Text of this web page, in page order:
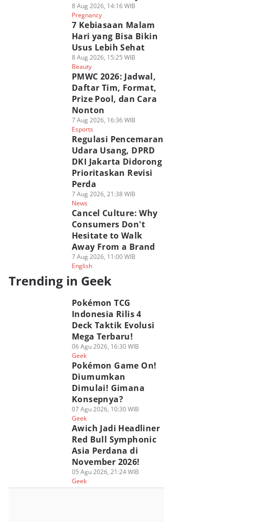
8 Aug 2026, 14:16 WIB
Pregnancy
7 Kebiasaan Malam
Hari yang Bisa Bikin
Usus Lebih Sehat
8 Aug 2026, 15:25 WIB
Beauty
PMWC 2026: Jadwal,
Daftar Tim, Format,
Prize Pool, dan Cara
Nonton
7 Aug 2026, 16:36 WIB
Esports
Regulasi Pencemaran
Udara Usang, DPRD
DKI Jakarta Didorong
Prioritaskan Revisi
Perda
7 Aug 2026, 21:38 WIB
News
Cancel Culture: Why
Consumers Don't
Hesitate to Walk
Away From a Brand
7 Aug 2026, 11:00 WIB
English
Trending in Geek
Pokémon TCG
Indonesia Rilis 4
Deck Taktik Evolusi
Mega Terbaru!
06 Agu 2026, 16:30 WIB
Geek
Pokémon Game On!
Diumumkan
Dimulai! Gimana
Konsepnya?
07 Agu 2026, 10:30 WIB
Geek
Awich Jadi Headliner
Red Bull Symphonic
Asia Perdana di
November 2026!
05 Agu 2026, 21:24 WIB
Geek